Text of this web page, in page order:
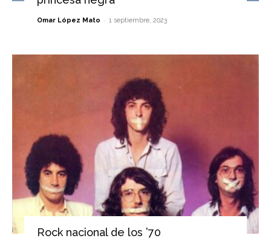
Omar López Mato - 1 septiembre, 2023
Rock nacional de los ’70